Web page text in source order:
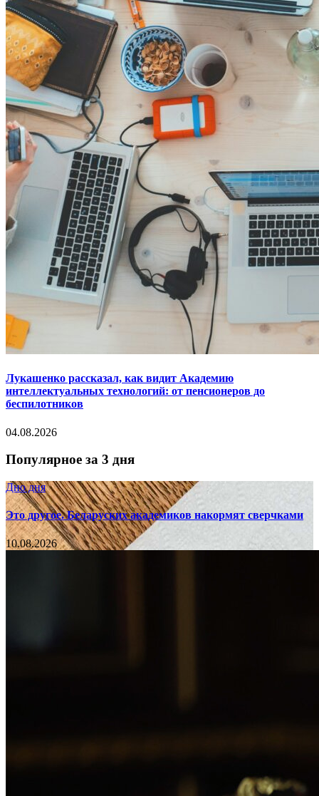
Лукашенко рассказал, как видит Академию
интеллектуальных технологий: от пенсионеров до
беспилотников
04.08.2026
Популярное за 3 дня
Дно дня
Это другое. Беларуских академиков накормят сверчками
10.08.2026